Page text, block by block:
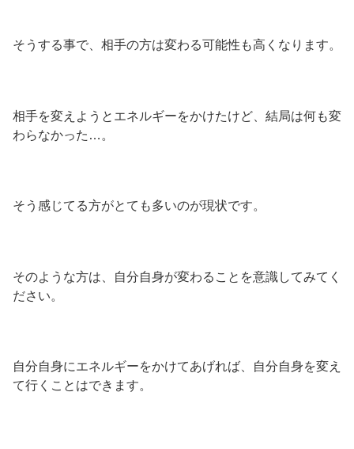
そうする事で、相手の方は変わる可能性も高くなります。
相手を変えようとエネルギーをかけたけど、結局は何も変
わらなかった…。
そう感じてる方がとても多いのが現状です。
そのような方は、自分自身が変わることを意識してみてく
ださい。
自分自身にエネルギーをかけてあげれば、自分自身を変え
て行くことはできます。